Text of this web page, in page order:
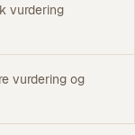
vurdering
vurdering og